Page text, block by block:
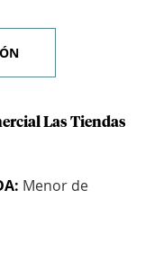
Las Tiendas
Menor de